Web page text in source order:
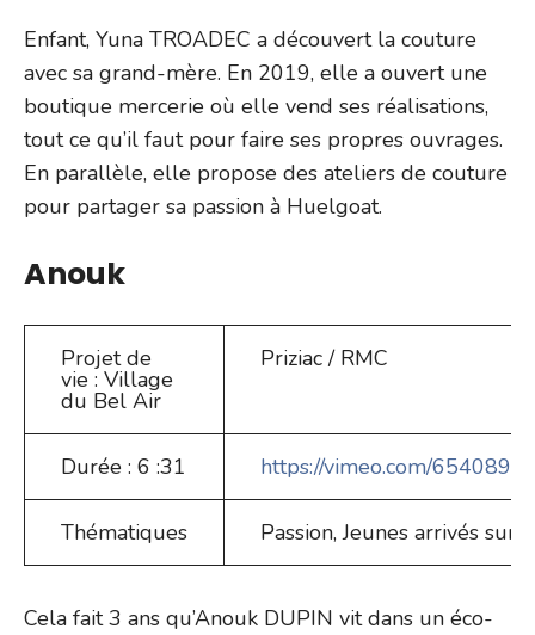
Enfant, Yuna TROADEC a découvert la couture
avec sa grand-mère. En 2019, elle a ouvert une
boutique mercerie où elle vend ses réalisations,
tout ce qu’il faut pour faire ses propres ouvrages.
En parallèle, elle propose des ateliers de couture
pour partager sa passion à Huelgoat.
Anouk
Projet de
vie : Village
du Bel Air
Priziac / RMC
Durée : 6 :31 https://vimeo.com/
Thématiques Passion, Jeunes arrivés sur
Cela fait 3 ans qu’Anouk DUPIN vit dans un éco-